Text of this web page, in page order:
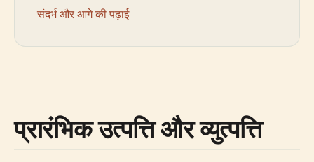
संदर्भ और आगे की पढ़ाई
प्रारंभिक उत्पत्ति और व्युत्पत्ति